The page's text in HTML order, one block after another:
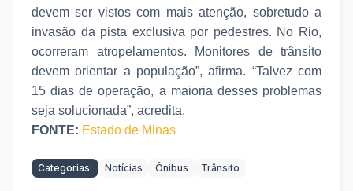
devem ser vistos com mais atenção, sobretudo a
invasão da pista exclusiva por pedestres. No Rio,
ocorreram atropelamentos. Monitores de trânsito
devem orientar a população”, afirma. “Talvez com
15 dias de operação, a maioria desses problemas
seja solucionada”, acredita.
FONTE: Estado de Minas
Categorias: Notícias Ônibus Trânsito